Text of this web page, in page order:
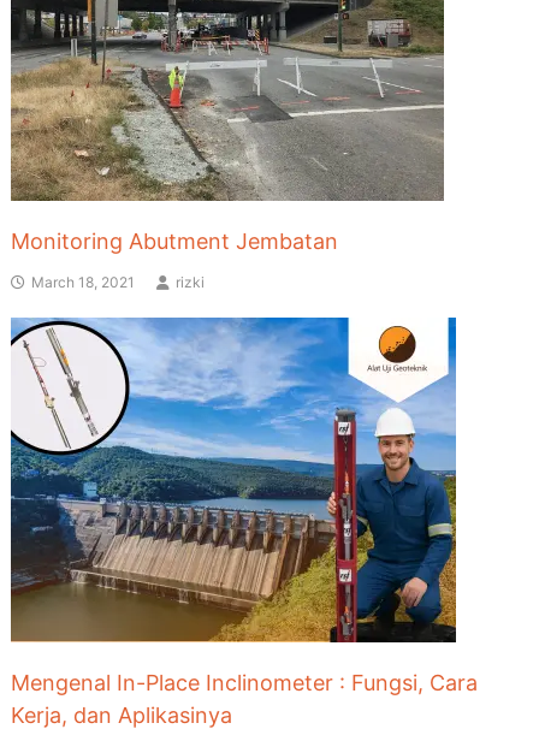
Monitoring Abutment Jembatan
March 18, 2021 rizki
Mengenal In-Place Inclinometer : Fungsi, Cara
Kerja, dan Aplikasinya